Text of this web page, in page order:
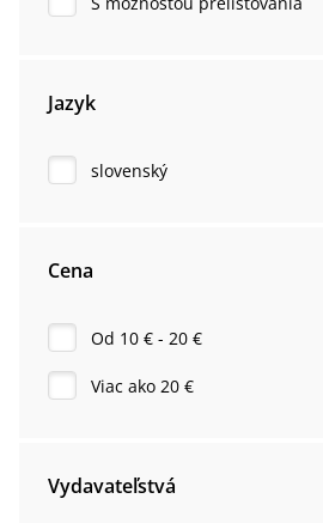
Jazyk
slovenský
Cena
Od 10 € - 20 €
Viac ako 20 €
Vydavateľstvá